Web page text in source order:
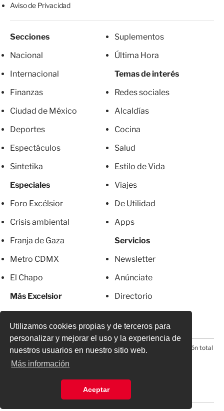
Utilizamos cookies propias y de terceros para
personalizar y mejorar el uso y la experiencia de
nuestros usuarios en nuestro sitio web.
Más información
Aceptar
Aviso de Privacidad
Secciones
Nacional
Internacional
Finanzas
Ciudad de México
Deportes
Espectáculos
Sintetika
Especiales
Foro Excélsior
Crisis ambiental
Franja de Gaza
Metro CDMX
El Chapo
Más Excelsior
Suplementos
Última Hora
Temas de interés
Redes sociales
Alcaldías
Cocina
Salud
Estilo de Vida
Viajes
De Utilidad
Apps
Servicios
Newsletter
Anúnciate
Directorio
© 2026 Todos los derechos reservados. Prohibida la reproducción total
o parcial, incluyendo cualquier medio electrónico*